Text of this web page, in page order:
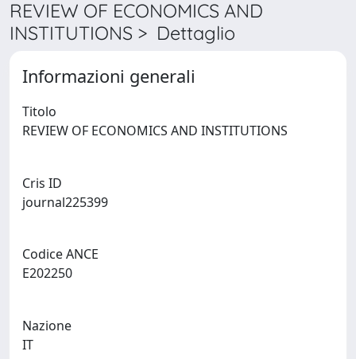
REVIEW OF ECONOMICS AND
INSTITUTIONS > Dettaglio
Informazioni generali
Titolo
Cris ID
Codice ANCE
Nazione